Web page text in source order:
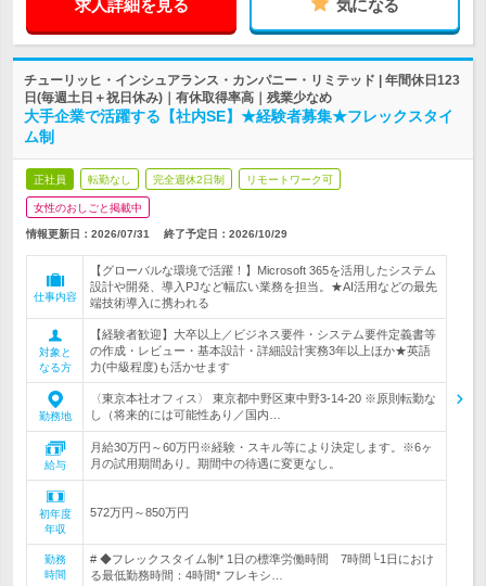
求人詳細を見る 気になる
チューリッヒ・インシュアランス・カンパニー・リミテッド | 年間休日123
日(毎週土日＋祝日休み)｜有休取得率高｜残業少なめ
大手企業で活躍する【社内SE】★経験者募集★フレックスタイ
ム制
正社員 転勤なし 完全週休2日制 リモートワーク可
女性のおしごと掲載中
情報更新日：2026/07/31 終了予定日： 2026/10/29
仕事内容
【グローバルな環境で活躍！】Microsoft 365を活用したシステム
設計や開発、導入PJなど幅広い業務を担当。★AI活用などの最先
端技術導入に携われる
対象と
なる方
【経験者歓迎】大卒以上／ビジネス要件・システム要件定義書等
の作成・レビュー・基本設計・詳細設計実務3年以上ほか★英語
力(中級程度)も活かせます
勤務地
〈東京本社オフィス〉 東京都中野区東中野3-14-20 ※原則転勤な
し（将来的には可能性あり／国内…
給与
月給30万円～60万円※経験・スキル等により決定します。※6ヶ
月の試用期間あり。期間中の待遇に変更なし。
初年度
年収
572万円～850万円
勤務
時間
# ◆フレックスタイム制* 1日の標準労働時間 7時間└1日におけ
る最低勤務時間：4時間* フレキシ…